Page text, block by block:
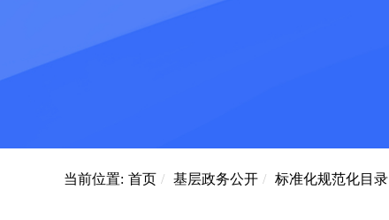
当前位置: 首页 / 基层政务公开 / 标准化规范化目录